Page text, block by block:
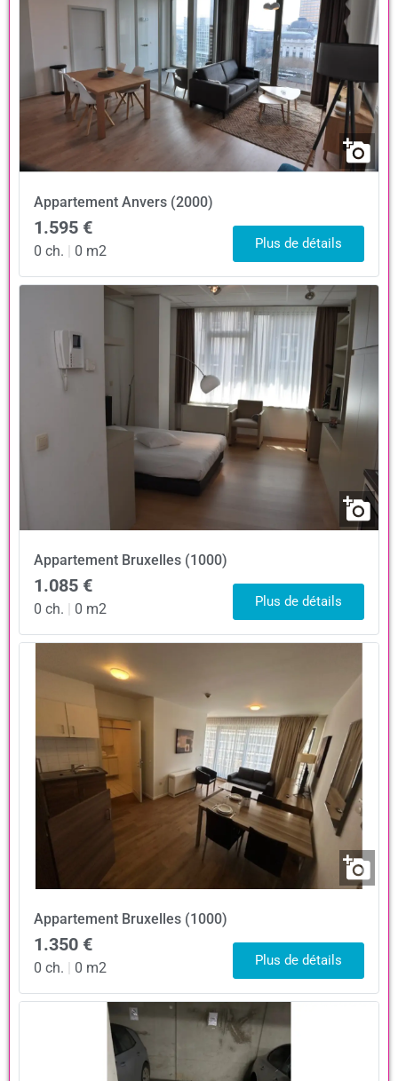
Appartement Anvers (2000)
1.595 €
0 ch. | 0 m2 Plus de détails
Appartement Bruxelles (1000)
1.085 €
0 ch. 0 m2 Plus de détails
Appartement Bruxelles (1000)
1.350 €
0 ch. | 0 m2 Plus de détails